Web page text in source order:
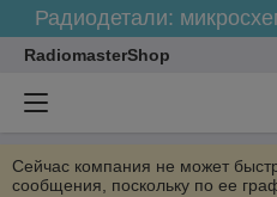
Радиодетали:
RadiomasterShop
Сейчас компания не может
сообщения, поскольку по ее